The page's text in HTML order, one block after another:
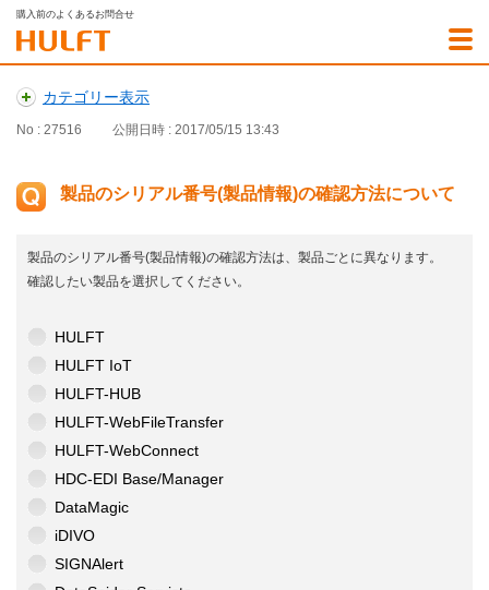
購入前のよくあるお問合せ
カテゴリー表示
No : 27516 公開日時 : 2017/05/15 13:43
製品のシリアル番号(製品情報)の確認方法について
製品のシリアル番号(製品情報)の確認方法は、製品ごとに異なります。
確認したい製品を選択してください。
HULFT
HULFT IoT
HULFT-HUB
HULFT-WebFileTransfer
HULFT-WebConnect
HDC-EDI Base/Manager
DataMagic
iDIVO
SIGNAlert